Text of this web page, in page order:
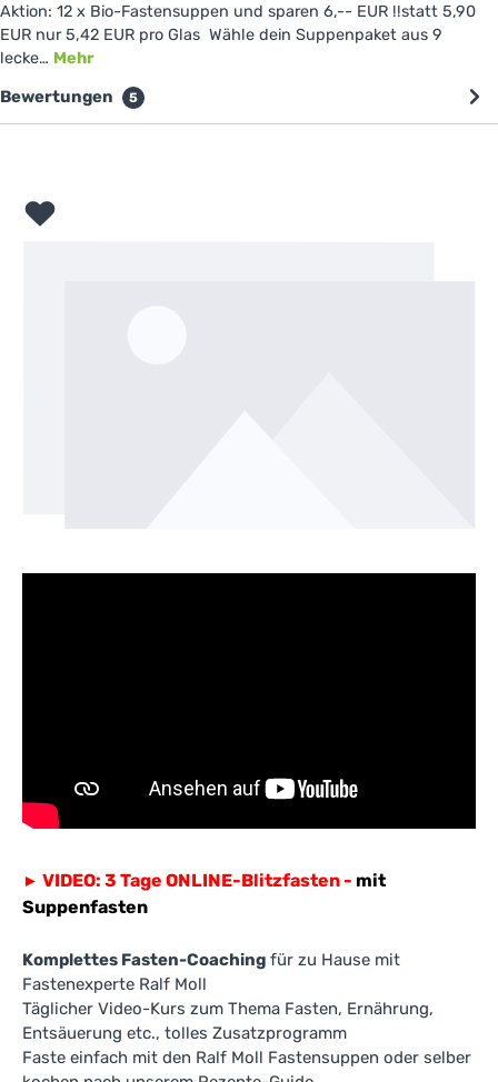
Aktion: 12 x Bio-Fastensuppen und sparen 6,-- EUR !!statt 5,90
EUR nur 5,42 EUR pro Glas Wähle dein Suppenpaket aus 9
lecke… Mehr
Bewertungen 5
Bildergalerie überspringen
► VIDEO: 3 Tage ONLINE-Blitzfasten - mit
Suppenfasten
Komplettes Fasten-Coaching für zu Hause mit
Fastenexperte Ralf Moll
Täglicher Video-Kurs zum Thema Fasten, Ernährung,
Entsäuerung etc., tolles Zusatzprogramm
Faste einfach mit den Ralf Moll Fastensuppen oder selber